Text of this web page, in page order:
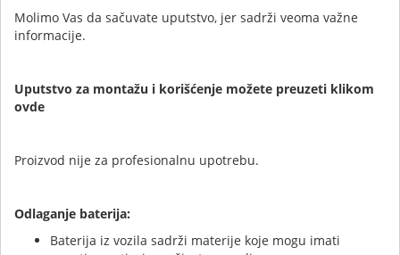
Molimo Vas da sačuvate uputstvo, jer sadrži veoma važne
informacije.
Uputstvo za montažu i korišćenje možete preuzeti klikom
ovde
Proizvod nije za profesionalnu upotrebu.
Odlaganje baterija:
Baterija iz vozila sadrži materije koje mogu imati